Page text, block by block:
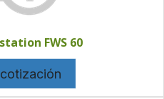
FWS 60